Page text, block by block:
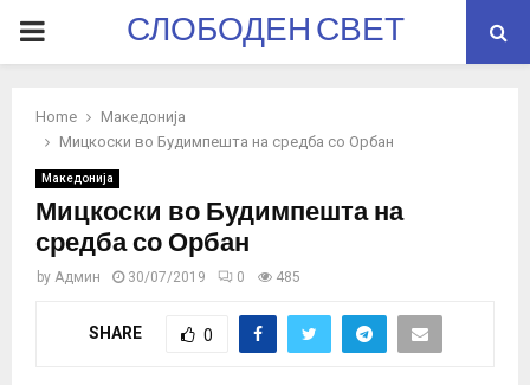
PRIMARYСЛОБОДЕН СВЕТ
Home
Македонија
Мицкоски во Будимпешта на средба со Орбан
Македонија
Мицкоски во Будимпешта на
средба со Орбан
by Админ 30/07/2019 0 485
SHARE 0